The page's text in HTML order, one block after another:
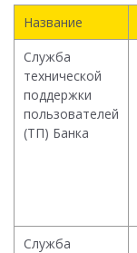
Название
Служба
технической
поддержки
пользователей
(ТП) Банка
Служба